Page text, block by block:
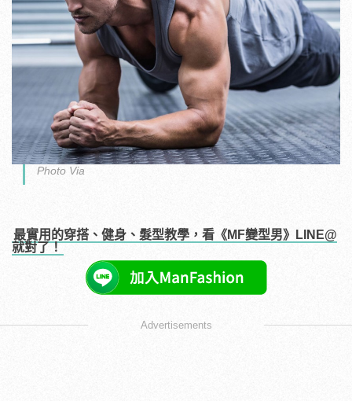
Photo Via
最實用的穿搭、健身、髮型教學，看《MF變型男》LINE@
就對了！
Advertisements